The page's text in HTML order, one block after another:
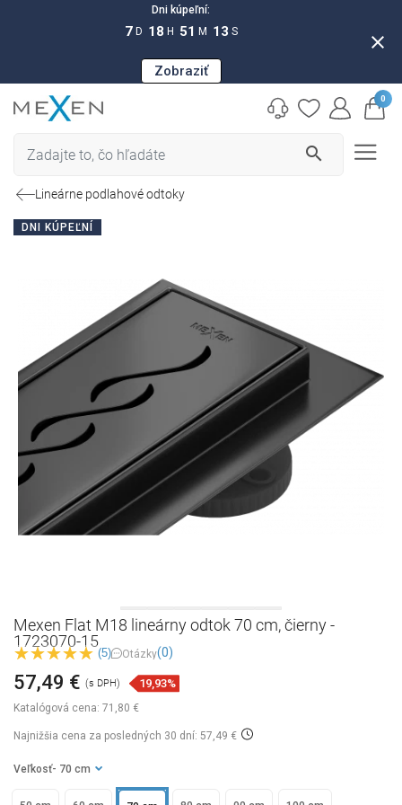
Dni kúpeľní:
7 D 18 H 51 M 13 S
Zobraziť
close
search
0
Lineárne podlahové odtoky
DNI KÚPEĽNÍ
Mexen Flat M18 lineárny odtok 70 cm, čierny -
1723070-15
(5) Otázky(0)
Katalógová cena: 71,80 €
57,49 € (s DPH) 19,93%
Najnižšia cena za posledných 30 dní: 57,49 €
Veľkosť - 70 cm